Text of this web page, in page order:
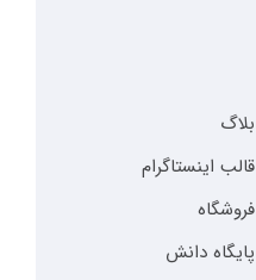
بلاگ
قالب اینستاگرام
فروشگاه
پایگاه دانش